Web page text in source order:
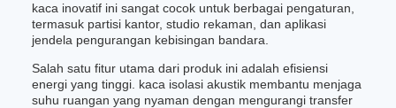
kaca inovatif ini sangat cocok untuk berbagai pengaturan,
termasuk partisi kantor, studio rekaman, dan aplikasi
jendela pengurangan kebisingan bandara.
Salah satu fitur utama dari produk ini adalah efisiensi
energi yang tinggi. kaca isolasi akustik membantu menjaga
suhu ruangan yang nyaman dengan mengurangi transfer